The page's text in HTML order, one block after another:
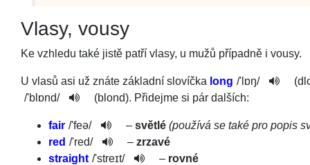
Vlasy, vousy
Ke vzhledu také jistě patří vlasy, u mužů případně i vousy.
U vlasů asi už znáte základní slovíčka long /'lɒŋ/
/'blɒnd/ (blond). Přidejme si pár dalších:
fair /'feə/ – světlé (používá se také pro popis
red /'red/ – zrzavé
straight /'streɪt/ – rovné